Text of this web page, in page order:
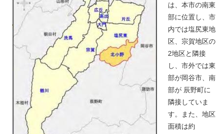
は、本市の南東
部に位置し、市
内では塩尻東地
区、宗賀地区の
2地区と隣接
し、市外では東
部が岡谷市、南
部が 辰野町に
隣接していま
す。また、地区
面積は約